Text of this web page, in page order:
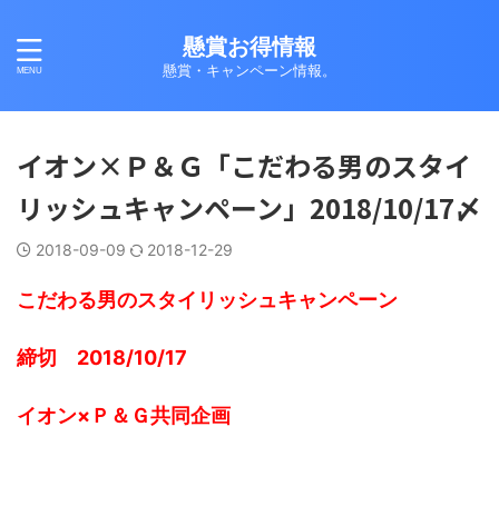
懸賞お得情報
懸賞・キャンペーン情報。
イオン×Ｐ＆Ｇ「こだわる男のスタイ
リッシュキャンペーン」2018/10/17〆
2018-09-09 2018-12-29
こだわる男のスタイリッシュキャンペーン
締切 2018/10/17
イオン×Ｐ＆Ｇ共同企画